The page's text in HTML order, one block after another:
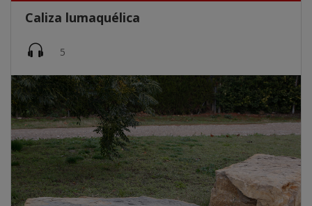
Caliza lumaquélica
Imatge 5